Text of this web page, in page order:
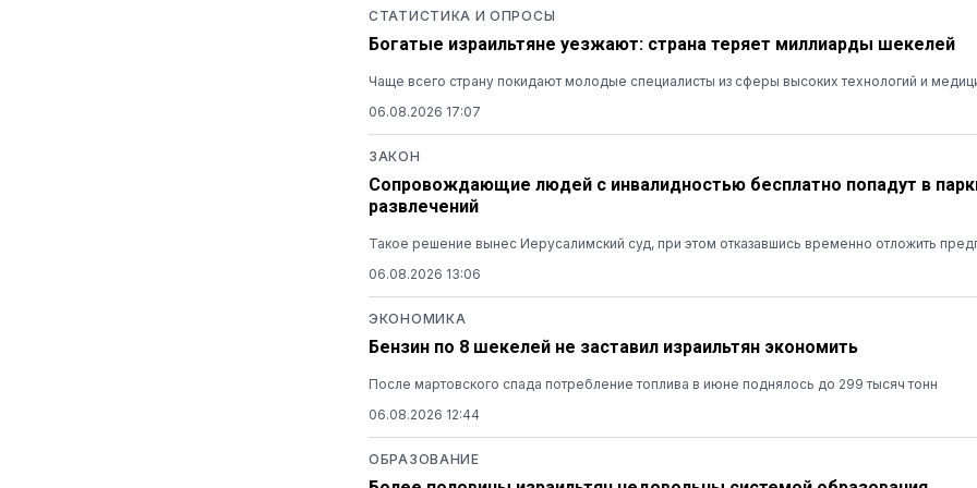
СТАТИСТИКА И ОПРОСЫ
Богатые израильтяне уезжают: страна теряет миллиарды шекелей
Чаще всего страну покидают молодые специалисты из сферы высоких технологий и
06.08.2026 17:07
ЗАКОН
Сопровождающие людей с инвалидностью бесплатно попадут в
развлечений
Такое решение вынес Иерусалимский суд, при этом отказавшись временно отложить
06.08.2026 13:06
ЭКОНОМИКА
Бензин по 8 шекелей не заставил израильтян экономить
После мартовского спада потребление топлива в июне поднялось до 299 тысяч тонн
06.08.2026 12:44
ОБРАЗОВАНИЕ